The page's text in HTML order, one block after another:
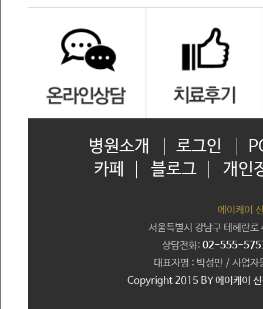
병원소개 로그인
카페
블로그 개인
에이케이
서울특별시 강남구 테헤란
상담전화: 02-555-
대표자명 : 박성만 / 사업
Copyright 2015 BY 에이케이